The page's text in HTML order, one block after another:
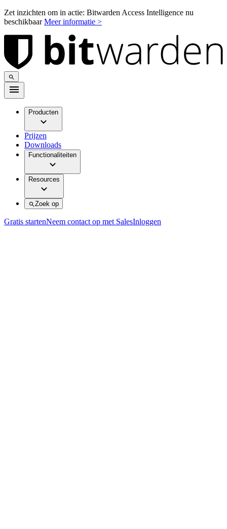
Zet inzichten om in actie: Bitwarden Access Intelligence nu
beschikbaarMeer informatie >
Producten
Prijzen
Downloads
Functionaliteiten
Resources
Zoek op
Gratis startenNeem contact op met SalesInloggen